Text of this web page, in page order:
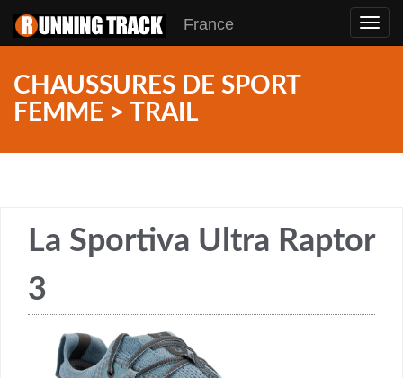
France
CHAUSSURES DE SPORT
FEMME > TRAIL
La Sportiva Ultra Raptor
3